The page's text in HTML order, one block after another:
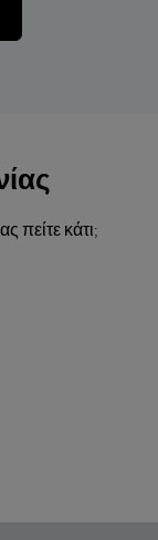
πείτε κάτι;